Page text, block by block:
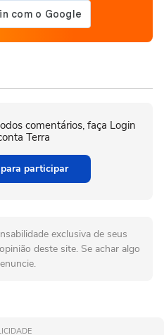
comentários, faça Login
Terra
participar
exclusiva de seus
deste site. Se achar algo